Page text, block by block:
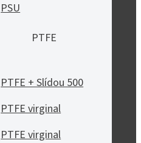
PSU
PTFE
PTFE + Slídou 500
PTFE virginal
PTFE virginal